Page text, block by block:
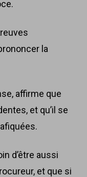
la
affirme que
et qu’il se
d’être aussi
et que si